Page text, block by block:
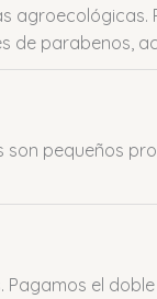
de parabenos,
pequeños
el